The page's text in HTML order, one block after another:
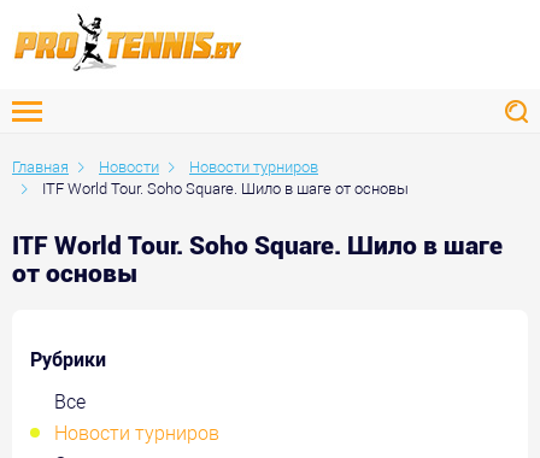
Главная Новости
Новости турниров
ITF World Tour. Soho Square. Шило в шаге от основы
ITF World Tour. Soho Square. Шило в шаге
от основы
Рубрики
Все
Новости турниров